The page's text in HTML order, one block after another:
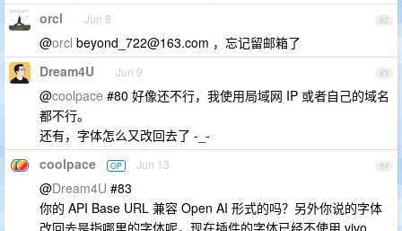
82
orcl Jun 8
@orcl beyond_722@163.com ，忘记留邮箱了
83
Dream4U Jun 9
@coolpace #80 好像还不行，我使用局域网 IP 或者自己的域名
都不行。
还有，字体怎么又改回去了 -_-
84
coolpace OP Jun 13
@Dream4U #83
你的 API Base URL 兼容 Open AI 形式的吗？另外你说的字体